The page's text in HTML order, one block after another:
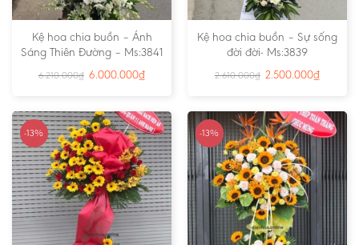
Kệ hoa chia buồn – Ánh
Sáng Thiên Đường – Ms:3841
6.210.000₫ 6.000.000₫
Kệ hoa chia buồn – Sự sống
đời đời- Ms:3839
2.610.000₫ 2.500.000₫
-13% -13%